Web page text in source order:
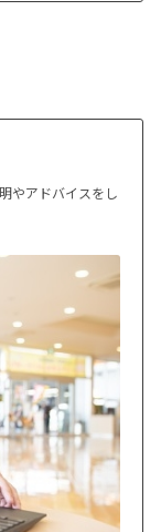
やアドバイスをし